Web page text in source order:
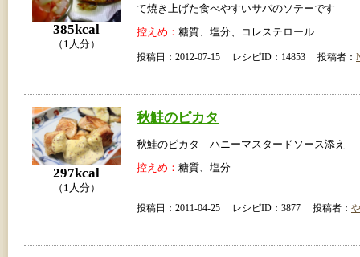
385kcal
（1人分）
て焼き上げた食べやすいサバのソテーです
控えめ： 糖質、塩分、コレステロール
投稿日：2012-07-15 レシピID：14853 投稿者：
297kcal
（1人分）
秋鮭のピカタ
秋鮭のピカタ ハニーマスタードソース添え
控えめ： 糖質、塩分
投稿日：2011-04-25 レシピID：3877 投稿者：